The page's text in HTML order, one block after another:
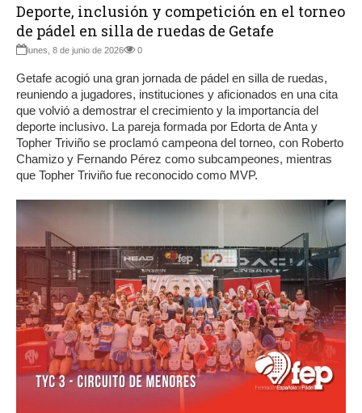
Deporte, inclusión y competición en el torneo
de pádel en silla de ruedas de Getafe
lunes, 8 de junio de 2026 0
Getafe acogió una gran jornada de pádel en silla de ruedas,
reuniendo a jugadores, instituciones y aficionados en una cita
que volvió a demostrar el crecimiento y la importancia del
deporte inclusivo. La pareja formada por Edorta de Anta y
Topher Triviño se proclamó campeona del torneo, con Roberto
Chamizo y Fernando Pérez como subcampeones, mientras
que Topher Triviño fue reconocido como MVP.